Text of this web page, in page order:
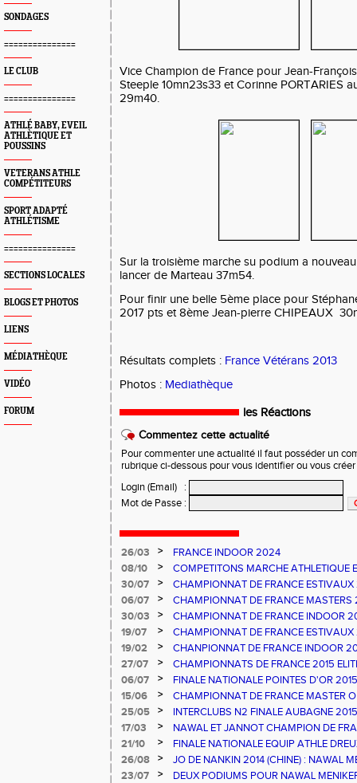
SONDAGES
===============
LE CLUB
===============
ATHLÉ BABY, EVEIL
ATHLÈTIQUE ET
POUSSINS
VETERANS ATHLE
COMPÉTITEURS
SPORT ADAPTÉ
ATHLÉTISME
===============
SECTIONS LOCALES
BLOGS ET PHOTOS
LIENS
MÉDIATHÈQUE
VIDÉO
FORUM
Vice Champion de France pour Jean-
Steeple 10mn23s33 et Corinne PORTARIES
29m40.
Sur la troisième marche su podium a
lancer de Marteau 37m54.
Pour finir une belle 5ème place pour
2017 pts et 8ème Jean-pierre CHIPEAUX
Résultats complets : France Vétérans 2013
Photos : Mediathèque
les Réactions
Commentez cette actualité
Pour commenter une actualité il faut posséder un
rubrique ci-dessous pour vous identifier ou vous
Login (Email)
:
Mot de Passe :
26/03 >
FRANCE INDOOR 2024
08/10
>
COMPETITONS MARCHE ATHLETIQUE
PESCARA
30/07 >
CHAMPIONNAT DE FRANCE
06/07
>
CHAMPIONNAT DE FRANCE
30/03
>
CHAMPIONNAT DE FRANCE INDOOR
19/07
>
CHAMPIONNAT DE FRANCE
19/02
>
CHANPIONNAT DE FRANCE INDOOR
27/07
>
CHAMPIONNATS DE FRANCE 2015
NATIONAUX ATHLE 66 - UN TITRE ET
06/07 >
FINALE NATIONALE POINTES D'OR
FRANCE ATHLE 66
15/06 >
CHAMPIONNAT DE FRANCE MASTER
25/05
>
INTERCLUBS N2 FINALE AUBAGNE 2015
17/03
>
NAWAL ET JANNOT CHAMPION DE
21/10
>
FINALE NATIONALE EQUIP ATHLE
26/08
>
JO DE NANKIN 2014 (CHINE) : NAWAL
RECORD DE FRANCE
23/07 >
DEUX PODIUMS POUR NAWAL